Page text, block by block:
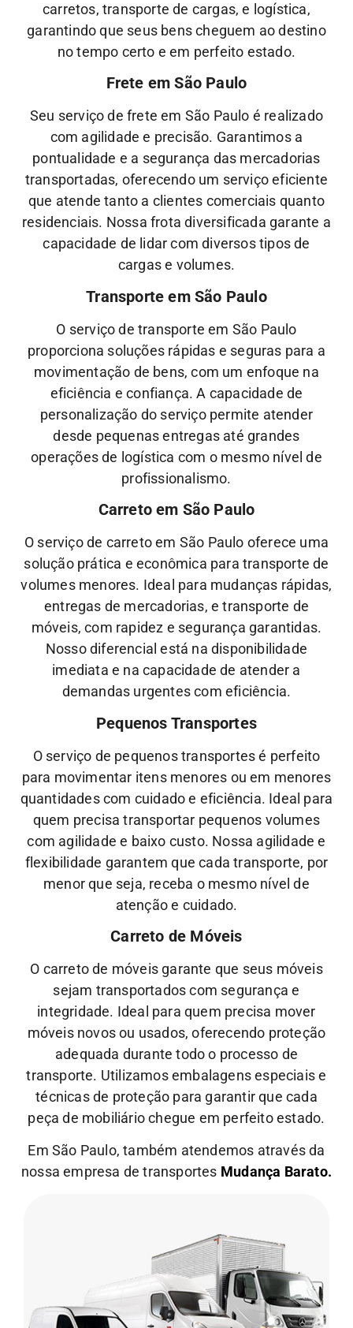
carretos, transporte de cargas, e logística,
garantindo que seus bens cheguem ao destino
no tempo certo e em perfeito estado.
Frete em São Paulo
Seu serviço de frete em São Paulo é realizado
com agilidade e precisão. Garantimos a
pontualidade e a segurança das mercadorias
transportadas, oferecendo um serviço eficiente
que atende tanto a clientes comerciais quanto
residenciais. Nossa frota diversificada garante a
capacidade de lidar com diversos tipos de
cargas e volumes.
Transporte em São Paulo
O serviço de transporte em São Paulo
proporciona soluções rápidas e seguras para a
movimentação de bens, com um enfoque na
eficiência e confiança. A capacidade de
personalização do serviço permite atender
desde pequenas entregas até grandes
operações de logística com o mesmo nível de
profissionalismo.
Carreto em São Paulo
O serviço de carreto em São Paulo oferece uma
solução prática e econômica para transporte de
volumes menores. Ideal para mudanças rápidas,
entregas de mercadorias, e transporte de
móveis, com rapidez e segurança garantidas.
Nosso diferencial está na disponibilidade
imediata e na capacidade de atender a
demandas urgentes com eficiência.
Pequenos Transportes
O serviço de pequenos transportes é perfeito
para movimentar itens menores ou em menores
quantidades com cuidado e eficiência. Ideal para
quem precisa transportar pequenos volumes
com agilidade e baixo custo. Nossa agilidade e
flexibilidade garantem que cada transporte, por
menor que seja, receba o mesmo nível de
atençãoe cuidado.
Carreto de Móveis
O carreto de móveis garante que seus móveis
sejam transportados com segurança e
integridade. Ideal para quem precisa mover
móveis novos ou usados, oferecendo proteção
adequada durante todo o processo de
transporte. Utilizamos embalagens especiais e
técnicas de proteção para garantir que cada
peça de mobiliário chegue em perfeito estado.
Em São Paulo, também atendemos através da
nossa empresa de transportes Mudança Barato.